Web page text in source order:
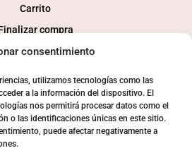
consentimiento
utilizamos tecnologías como las
a la información del dispositivo. El
nos permitirá procesar datos como el
o las identificaciones únicas en este sitio.
puede afectar negativamente a
Carrito
compra
Mi cuenta